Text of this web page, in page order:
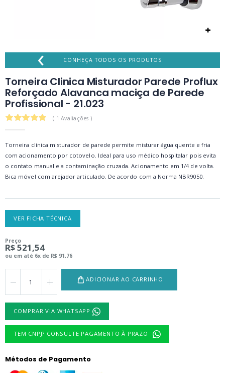
‹ CONHEÇA TODOS OS PRODUTOS
Torneira Clinica Misturador Parede Proflux
Reforçado Alavanca maciça de Parede
Profissional - 21.023
5.0
( 1 Avaliações )
Torneira clínica misturador de parede permite misturar água quente e fria
com acionamento por cotovelo. Ideal para uso médico hospitalar pois evita
o contato manual e a contaminação cruzada. Acionamento em 1/4 de volta.
Bica móvel com arejador articulado. De acordo com a Norma NBR9050.
VER FICHA TÉCNICA
Preço
R$ 521,54
ou em até 6x de R$ 91,76
ADICIONAR AO CARRINHO
COMPRAR VIA WHATSAPP
TEM CNPJ? CONSULTE PAGAMENTO À PRAZO
Métodos de Pagamento